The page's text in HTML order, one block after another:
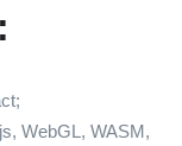
WebGL, WASM,